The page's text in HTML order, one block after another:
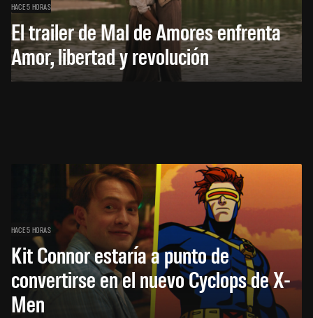
HACE 5 HORAS
El trailer de Mal de Amores enfrenta
Amor, libertad y revolución
HACE 5 HORAS
Kit Connor estaría a punto de
convertirse en el nuevo Cyclops de X-
Men